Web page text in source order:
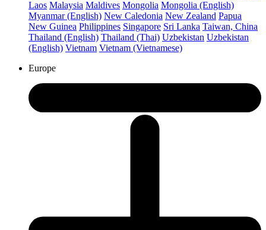
Laos Malaysia Maldives Mongolia Mongolia (English)
Myanmar (English) New Caledonia New Zealand Papua
New Guinea Philippines Singapore Sri Lanka Taiwan, China
Thailand (English) Thailand (Thai) Uzbekistan Uzbekistan
(English) Vietnam Vietnam (Vietnamese)
Europe